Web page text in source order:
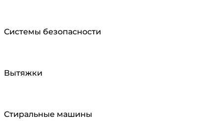
Системы безопасности
Вытяжки
Cтиральные машины